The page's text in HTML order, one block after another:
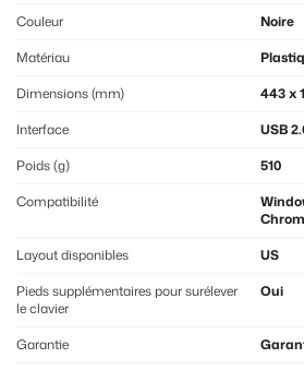
Couleur
Noire
Matériau
Dimensions (mm)
443 x
Interface
USB
Poids (g)
510
Compatibilité
Layout disponibles
US
Pieds supplémentaires pour surélever
le clavier
Oui
Garantie